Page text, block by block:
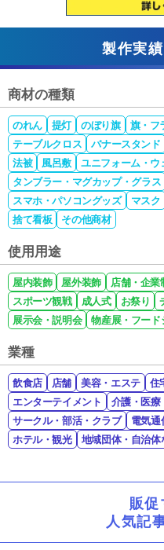
製作実
商材の種類
のれん 提灯 のぼり旗 旗・フ
テーブルクロス
バナースタンド
法被
風呂敷 ユニフォーム・ウ
タンブラー・マグカップ・グラス
スマホ・パソコングッズ
マスク
捨て看板
その他商材
使用用途
屋内装飾 屋外装飾 店舗・企業
スポーツ観戦
成人式 お祭り
展示会・説明会
物産展・フード
業種
飲食店 店舗 美容・エステ
住
エンターテイメント
介護・医療
サークル・部活・クラブ
電気通
ホテル・観光
地域団体・自治体
販
人気記